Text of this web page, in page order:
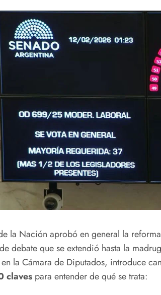
la Nación aprobó en general la
debate que se extendió hasta la
la Cámara de Diputados, introduce
claves para entender de qué se trata: